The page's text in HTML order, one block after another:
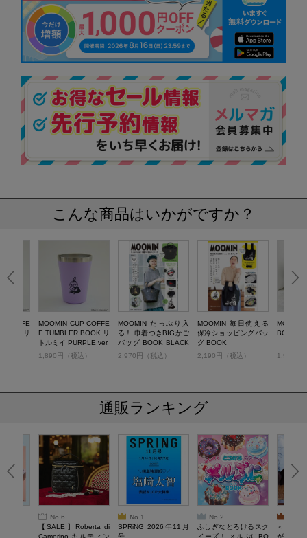
こんな商品はいかがですか？
COFFE
リ
MOOMIN CUP COFFE
E TUMBLER BOOK リ
トルミイ PURPLE ver.
1,890円（税込）
MOOMIN たっぷり入
る！ 巾着つきBIGかご
バッグ BOOK BLACK
ver.
2,970円（税込）
MOOMIN 毎日使える
保冷ショッピングバッ
グ BOOK
2,190円（税込）
BOOK -
1,980円
通販ランキング
No.6
【SALE】Roberta di
Camerino キルティン
No.1
SPRiNG 2026年11月
号
No.2
ふしぎなとろけるスク
イーズ！ メルぷにBO
＜SALE
がある